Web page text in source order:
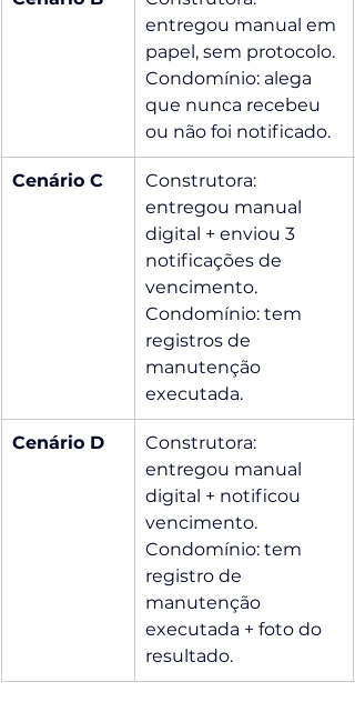
entregou manual em
papel, sem protocolo.
Condomínio: alega
que nunca recebeu
ou não foi notificado.
Cenário C
Construtora:
entregou manual
digital + enviou 3
notificações de
vencimento.
Condomínio: tem
registros de
manutenção
executada.
Cenário D
Construtora:
entregou manual
digital + notificou
vencimento.
Condomínio: tem
registro de
manutenção
executada + foto do
resultado.